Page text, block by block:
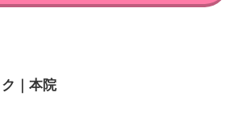
｜本院